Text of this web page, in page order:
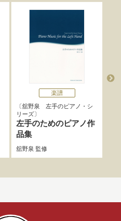
楽譜
舘野泉 左手のピアノ・シ
リーズ
左手のためのピアノ作
品集
舘野泉 監修